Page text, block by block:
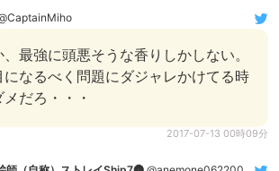
、最強に頭悪そうな香りしかしない。
になるべく問題にダジャレかけてる時
メだろ・・・
2017-07-13 00時09分